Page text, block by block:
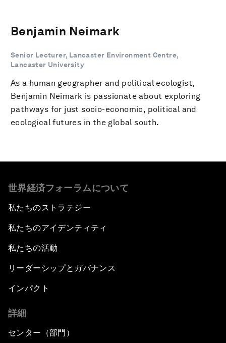
Benjamin Neimark
Senior Lecturer, Lancaster Environment Centre,
Lancaster University
As a human geographer and political ecologist,
Benjamin Neimark is passionate about exploring
pathways for just socio-economic, political and
ecological futures in the global south.
世界経済フォーラムについて
私たちのストラテジー
私たちのアイデンティティ
私たちの活動
リーダーシップとガバナンス
インパクト
詳細
センター（部門）